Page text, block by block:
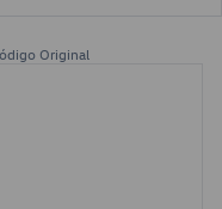
Original